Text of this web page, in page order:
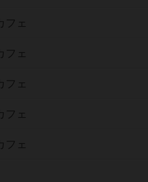
フェ
フェ
フェ
フェ
フェ